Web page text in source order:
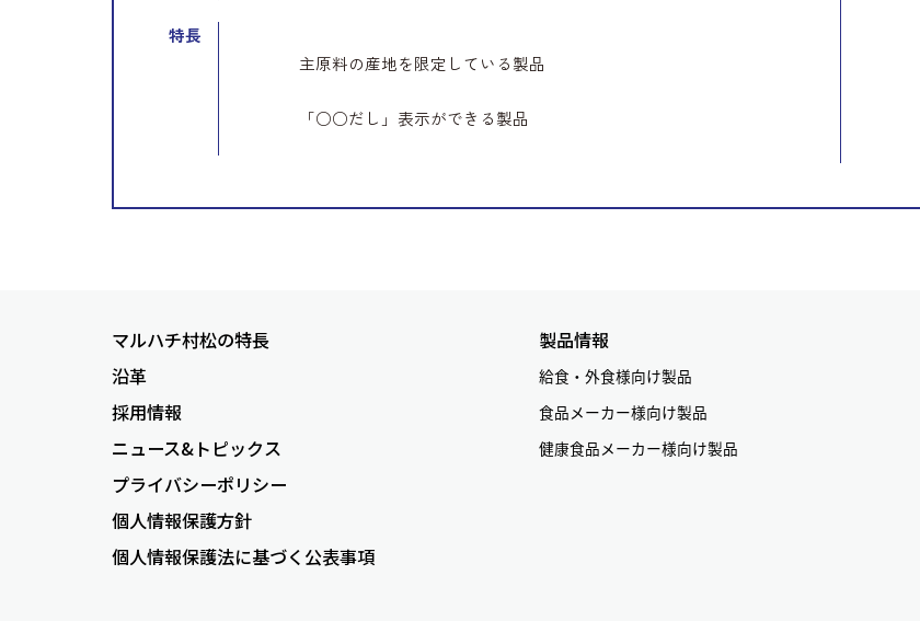
特長
主原料の産地を限定している製品
「○○だし」表示ができる製品
マルハチ村松の特長
沿革
採用情報
ニュース&トピックス
プライバシーポリシー
個人情報保護方針
個人情報保護法に基づく公表事項
製品情報
給食・外食様向け製品
食品メーカー様向け製品
健康食品メーカー様向け製品